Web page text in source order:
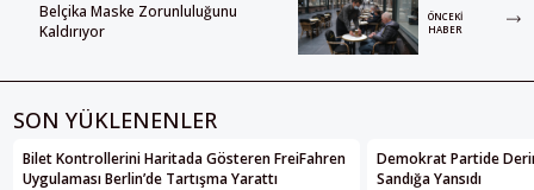
Belçika Maske Zorunluluğunu
Kaldırıyor
ÖNCEKI
HABER
SON YÜKLENENLER
Bilet Kontrollerini Haritada Gösteren FreiFahren
Uygulaması Berlin’de Tartışma Yarattı
Demokrat Partide
Sandığa Yansıdı